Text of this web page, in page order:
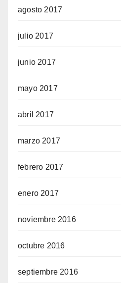
agosto 2017
julio 2017
junio 2017
mayo 2017
abril 2017
marzo 2017
febrero 2017
enero 2017
noviembre 2016
octubre 2016
septiembre 2016